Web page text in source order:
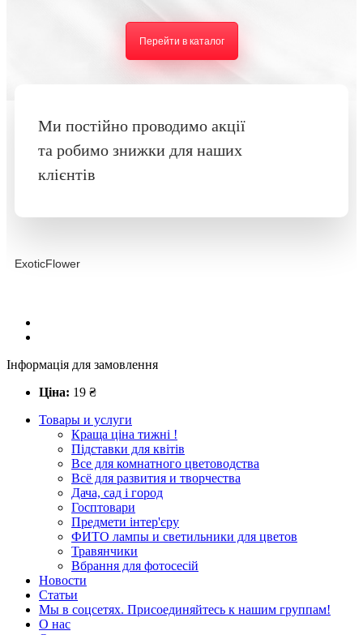
Перейти в каталог
Ми постійно проводимо акції
та робимо знижки для наших
клієнтів
ExoticFlower
Інформація для замовлення
Ціна: 19 ₴
Товары и услуги
Краща ціна тижні !
Підставки для квітів
Все для комнатного цветоводства
Всё для развития и творчества
Дача, сад і город
Госптовари
Предмети інтер'єру
ФИТО лампы и светильники для цветов
Травянчики
Вбрання для фотосесій
Новости
Статьи
Мы в соцсетях. Присоединяйтесь к нашим группам!
О нас